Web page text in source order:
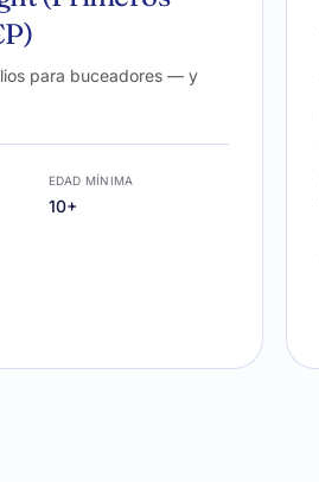
para buceadores — y
EDAD MÍNIMA
10+